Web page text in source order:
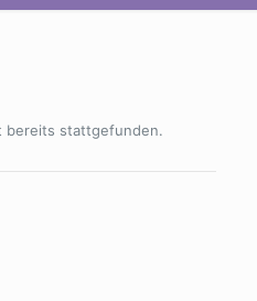
bereits stattgefunden.